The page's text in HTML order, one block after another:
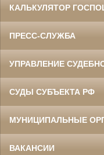
КАЛЬКУЛЯТОР
ПРЕСС-СЛУЖБА
УПРАВЛЕНИЕ
СУДЫ СУБЪЕКТА РФ
МУНИЦИПАЛЬНЫЕ
ВАКАНСИИ